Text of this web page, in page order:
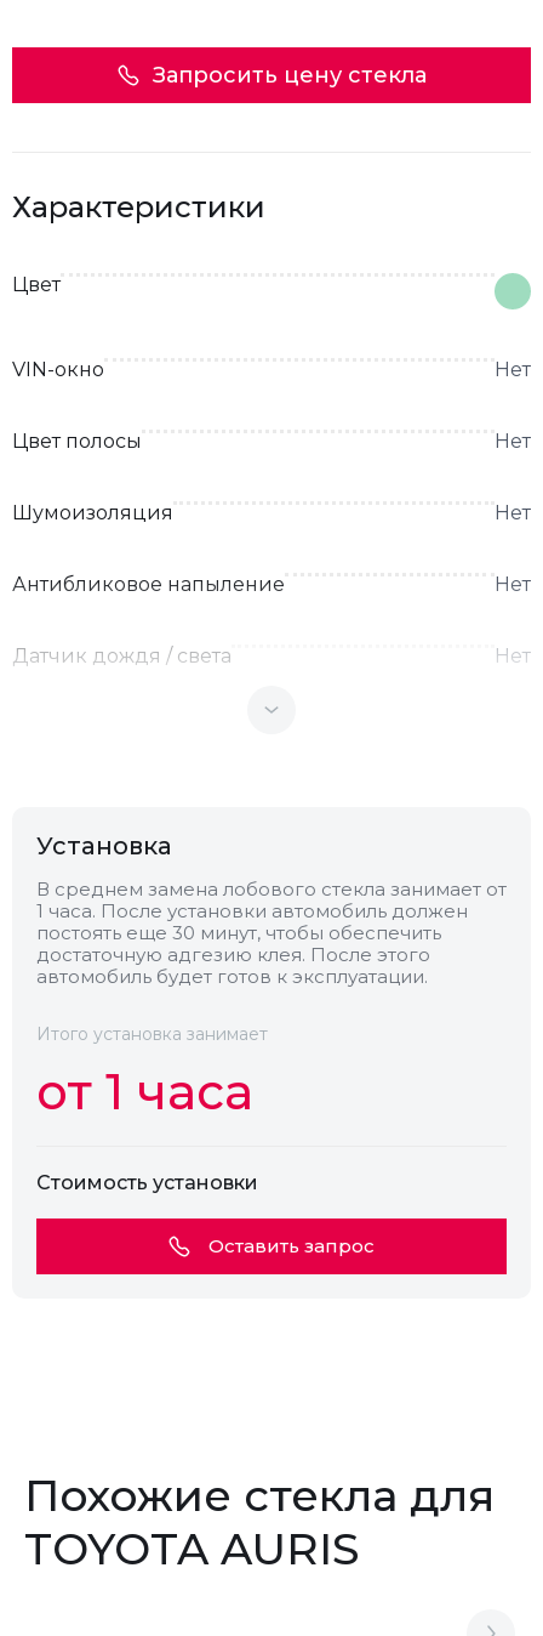
Запросить цену стекла
Характеристики
Цвет
VIN-окно Нет
Цвет полосы Нет
Шумоизоляция Нет
Антибликовое напыление Нет
Датчик дождя / света Нет
Обогрев
Установка
В среднем замена лобового стекла занимает от
1 часа. После установки автомобиль должен
постоять еще 30 минут, чтобы обеспечить
достаточную адгезию клея. После этого
автомобиль будет готов к эксплуатации.
Итого установка занимает
от 1 часа
Стоимость установки
Оставить запрос
Похожие стекла для
TOYOTA AURIS